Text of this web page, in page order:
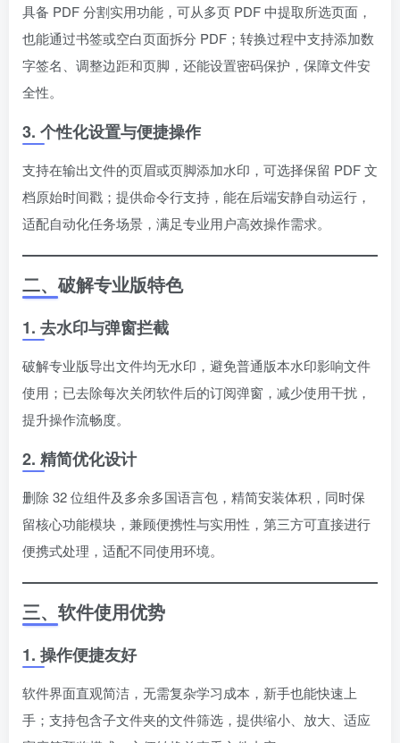
具备 PDF 分割实用功能，可从多页 PDF 中提取所选页面，
也能通过书签或空白页面拆分 PDF；转换过程中支持添加数
字签名、调整边距和页脚，还能设置密码保护，保障文件安
全性。
3. 个性化设置与便捷操作
支持在输出文件的页眉或页脚添加水印，可选择保留 PDF 文
档原始时间戳；提供命令行支持，能在后端安静自动运行，
适配自动化任务场景，满足专业用户高效操作需求。
二、破解专业版特色
1. 去水印与弹窗拦截
破解专业版导出文件均无水印，避免普通版本水印影响文件
使用；已去除每次关闭软件后的订阅弹窗，减少使用干扰，
提升操作流畅度。
2. 精简优化设计
删除 32 位组件及多余多国语言包，精简安装体积，同时保
留核心功能模块，兼顾便携性与实用性，第三方可直接进行
便携式处理，适配不同使用环境。
三、软件使用优势
1. 操作便捷友好
软件界面直观简洁，无需复杂学习成本，新手也能快速上
手；支持包含子文件夹的文件筛选，提供缩小、放大、适应